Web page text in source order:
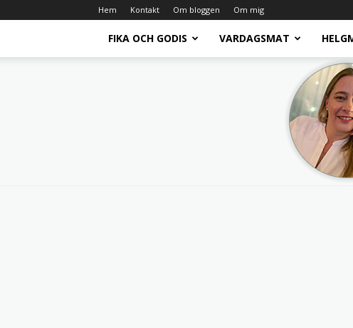
Hem Kontakt Om bloggen Om mig
FIKA OCH GODIS VARDAGSMAT